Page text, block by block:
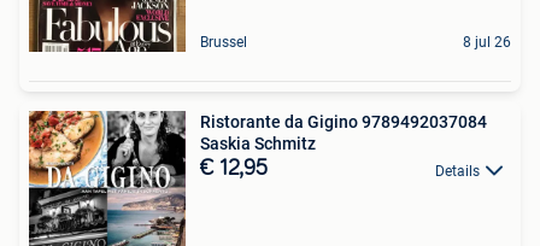
Brussel 8 jul 26
Ristorante da Gigino 9789492037084
Saskia Schmitz
€ 12,95 Details